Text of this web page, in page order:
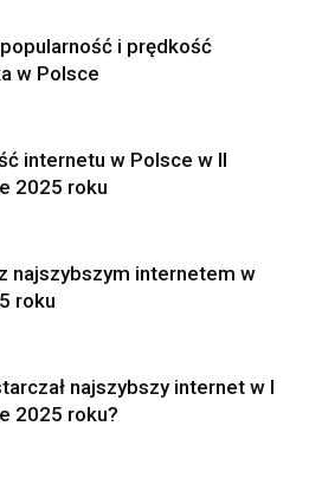
i prędkość
w Polsce
internetu w Polsce w II
2025 roku
najszybszym internetem w
roku
najszybszy internet w I
2025 roku?